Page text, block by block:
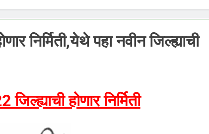
निर्मिती,येथे पहा नवीन जिल्ह्याची
होणार निर्मिती